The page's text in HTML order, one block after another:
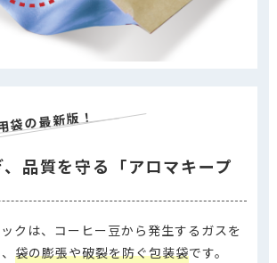
袋の最新版！
品質を守る「アロマキープ
クは、コーヒー豆から発生するガスを
袋の膨張や破裂を防ぐ包装袋です。